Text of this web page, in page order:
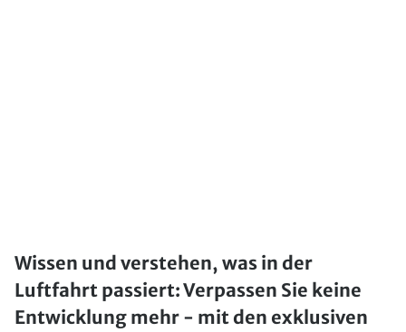
Wissen und verstehen, was in der
Luftfahrt passiert: Verpassen Sie keine
Entwicklung mehr - mit den exklusiven